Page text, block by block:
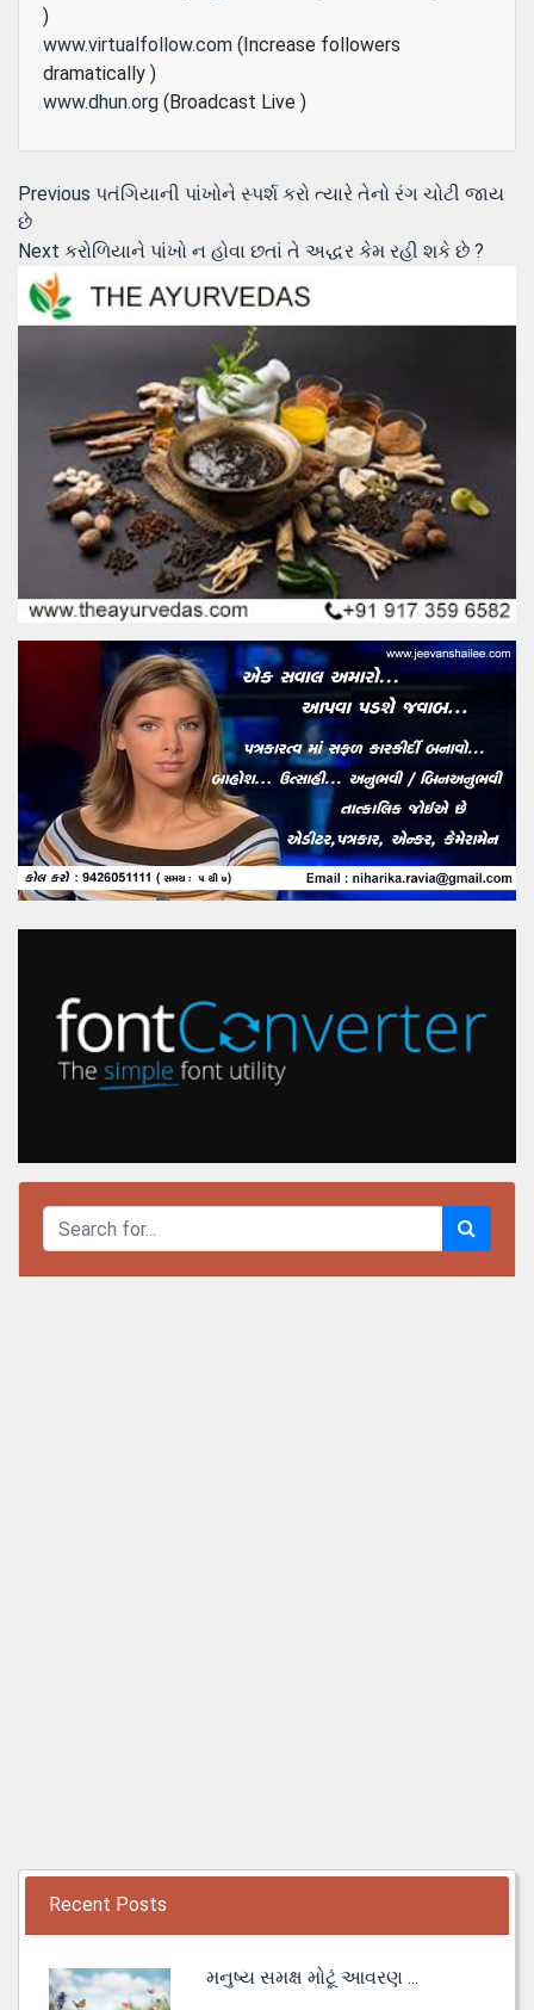
)
www.virtualfollow.com (Increase followers
dramatically )
www.dhun.org (Broadcast Live )
Post
navigation
Previous Previous
પતંગિયાની પાંખોને સ્‍પર્શ કરો ત્‍યારે તેનો રંગ ચોટી જાય
છે
Next Next
કરોળિયાને પાંખો ન હોવા છતાં તે અદ્ધર કેમ રહી શકે છે ?
Recent Posts
મનુષ્ય સમક્ષ મોટૂં આવરણ ...